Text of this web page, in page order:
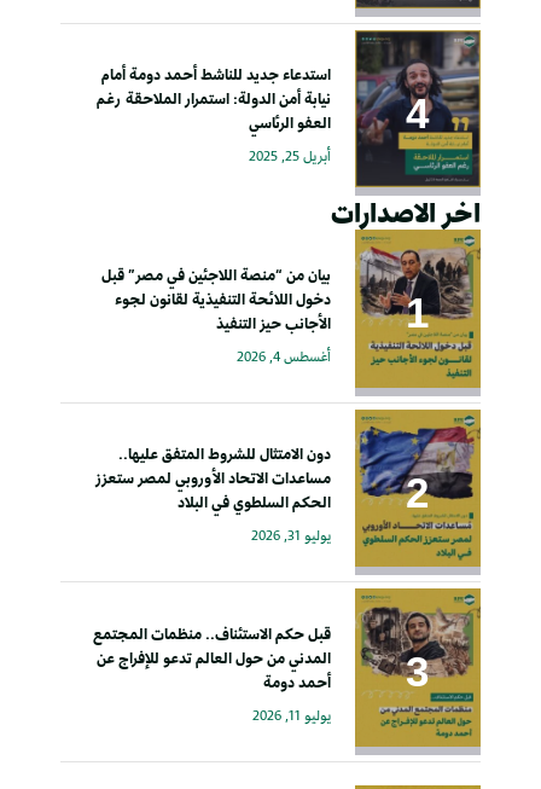
استدعاء جديد للناشط أحمد دومة أمام
نيابة أمن الدولة: استمرار الملاحقة رغم
العفو الرئاسي
أبريل 25, 2025
اخر الاصدارات
بيان من “منصة اللاجئين في مصر” قبل
دخول اللائحة التنفيذية لقانون لجوء
الأجانب حيز التنفيذ
أغسطس 4, 2026
دون الامتثال للشروط المتفق عليها..
مساعدات الاتحاد الأوروبي لمصر ستعزز
الحكم السلطوي في البلاد
يوليو 31, 2026
قبل حكم الاستئناف.. منظمات المجتمع
المدني من حول العالم تدعو للإفراج عن
أحمد دومة
يوليو 11, 2026